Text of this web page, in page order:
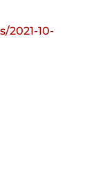
2021-10-